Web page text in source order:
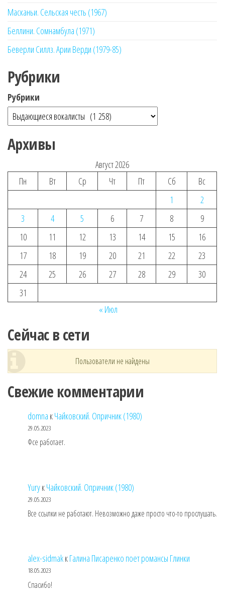
Масканьи. Сельская честь (1967)
Беллини. Сомнамбула (1971)
Беверли Силлз. Арии Верди (1979-85)
Рубрики
Рубрики
Архивы
Август 2026
Пн
Вт Ср Чт Пт Сб
Вс
1
2
3
4 5 6 7 8
9
10
11 12 13 14 15
16
17
18 19 20 21 22
23
24
25 26 27 28 29
30
31
« Июл
Сейчас в сети
Пользователи не найдены
Свежие комментарии
domna кЧайковский. Опричник (1980)
29.05.2023
Фсе работает.
YuryкЧайковский. Опричник (1980)
29.05.2023
Все ссылки не работают. Невозможно даже просто что-то прослушать.
alex-sidmakкГалина Писаренко поет романсы Глинки
18.05.2023
Спасибо!